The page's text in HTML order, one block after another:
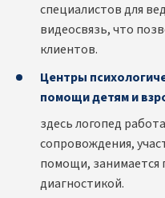
специалистов для
видеосвязь, что
клиентов.
Центры
помощи детям и
здесь логопед
сопровождения,
помощи, занимается
диагностикой.